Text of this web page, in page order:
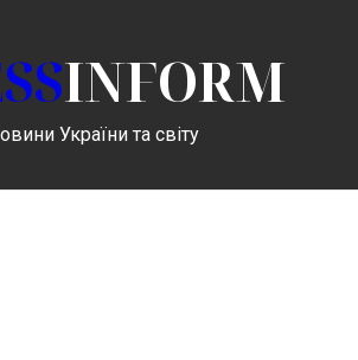
INFORM
України та світу